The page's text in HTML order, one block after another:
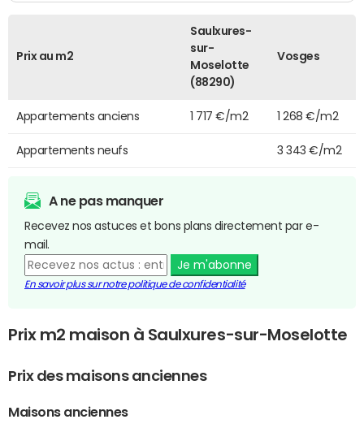
Prix au m2
Saulxures-
sur-
Moselotte
(88290)
Vosges
Appartements anciens 1 717 €/m2 1 268 €/m2
Appartements neufs 3 343 €/m2
A ne pas manquer
Recevez nos astuces et bons plans directement par e-
mail.
Je m'abonne
En savoir plus sur notre politique de confidentialité
Prix m2 maison à Saulxures-sur-Moselotte
Prix des maisons anciennes
Maisons anciennes